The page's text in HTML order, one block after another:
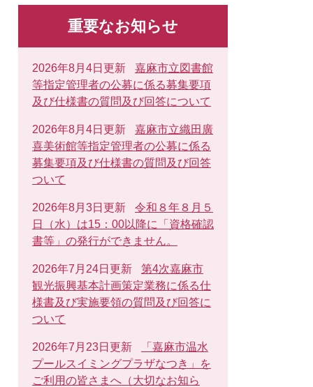
重要なお知らせ
2026年8月4日更新
嘉麻市立図書館
等指定管理者の公募に係る募集要項
及び仕様書の質問及び回答について
2026年8月4日更新
嘉麻市立織田廣
喜美術館等指定管理者の公募に係る
募集要項及び仕様書の質問及び回答
ついて
2026年8月3日更新
令和８年８月５
日（水）は15：00以降に「資格確認
書等」の発行ができません。
2026年7月24日更新
第4次嘉麻市
観光振興基本計画策定業務に係る仕
様書及び実施要領の質問及び回答に
ついて
2026年7月23日更新
「嘉麻市温水
プールスイミングプラザなつき」を
ご利用の皆さまへ（大切なお知ら